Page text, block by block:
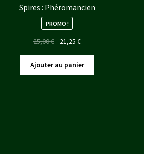
Spires : Phéromancien
PROMO !
25,00€
Le
initial
était :
21,25€Le
actuel
est :
Ajouter au panier